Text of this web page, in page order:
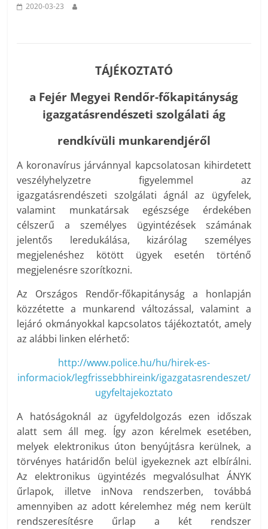
2020-03-23
TÁJÉKOZTATÓ
a Fejér Megyei Rendőr-főkapitányság
igazgatásrendészeti szolgálati ág
rendkívüli munkarendjéről
A koronavírus járvánnyal kapcsolatosan kihirdetett
veszélyhelyzetre figyelemmel az
igazgatásrendészeti szolgálati ágnál az ügyfelek,
valamint munkatársak egészsége érdekében
célszerű a személyes ügyintézések számának
jelentős leredukálása, kizárólag személyes
megjelenéshez kötött ügyek esetén történő
megjelenésre szorítkozni.
Az Országos Rendőr-főkapitányság a honlapján
közzétette a munkarend változással, valamint a
lejáró okmányokkal kapcsolatos tájékoztatót, amely
az alábbi linken elérhető:
http://www.police.hu/hu/hirek-es-
informaciok/legfrissebbhireink/igazgatasrendeszet/
ugyfeltajekoztato
A hatóságoknál az ügyfeldolgozás ezen időszak
alatt sem áll meg. Így azon kérelmek esetében,
melyek elektronikus úton benyújtásra kerülnek, a
törvényes határidőn belül igyekeznek azt elbírálni.
Az elektronikus ügyintézés megvalósulhat ÁNYK
űrlapok, illetve inNova rendszerben, továbbá
amennyiben az adott kérelemhez még nem került
rendszeresítésre űrlap a két rendszer